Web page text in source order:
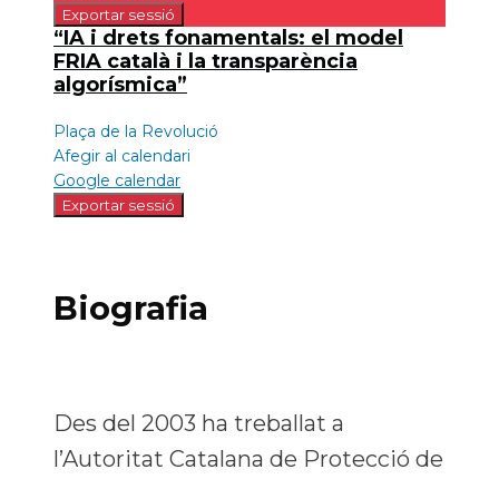
“IA i drets fonamentals: el model
FRIA català i la transparència
algorísmica”
Plaça de la Revolució
Afegir al calendari
Google calendar
Biografia
Des del 2003 ha treballat a
l’Autoritat Catalana de Protecció de